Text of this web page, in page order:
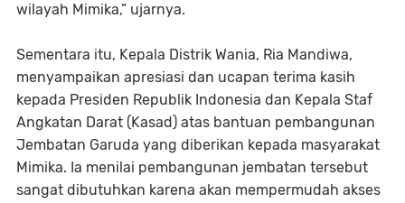
wilayah Mimika,” ujarnya.
Sementara itu, Kepala Distrik Wania, Ria Mandiwa,
menyampaikan apresiasi dan ucapan terima kasih
kepada Presiden Republik Indonesia dan Kepala Staf
Angkatan Darat (Kasad) atas bantuan pembangunan
Jembatan Garuda yang diberikan kepada masyarakat
Mimika. Ia menilai pembangunan jembatan tersebut
sangat dibutuhkan karena akan mempermudah akses